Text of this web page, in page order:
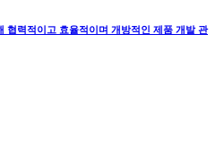
력적이고 효율적이며 개방적인 제품 개발 관